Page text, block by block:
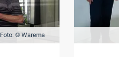
Foto: © Warema